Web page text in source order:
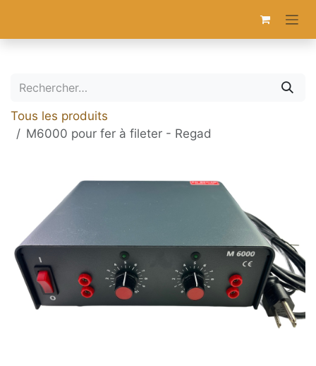
Tous les produits
M6000 pour fer à fileter - Regad